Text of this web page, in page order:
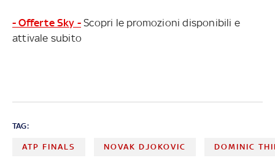
- Offerte Sky - Scopri le promozioni disponibili e
attivale subito
TAG:
ATP FINALS NOVAK DJOKOVIC DOMINIC